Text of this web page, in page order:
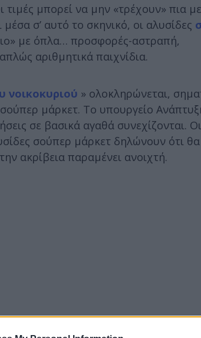
μπορεί να μην «τρέχουν» πια
σ’ αυτό το σκηνικό, οι αλυσίδες
με όπλα… προσφορές-αστραπή,
αριθμητικά παιχνίδια.
νοικοκυριού » ολοκληρώνεται,
μάρκετ. Το υπουργείο
σε βασικά αγαθά συνεχίζονται. Οι
σούπερ μάρκετ δηλώνουν ότι
ακρίβεια παραμένει ανοιχτή.